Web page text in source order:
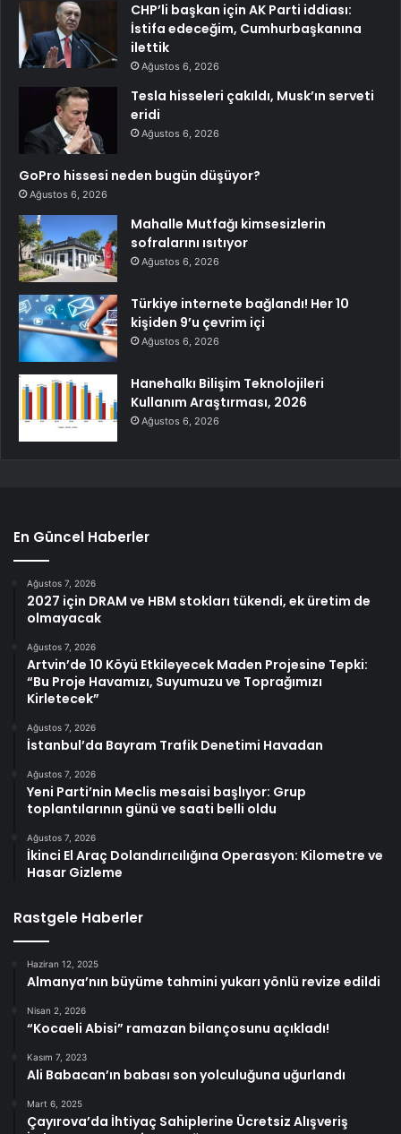
CHP’li başkan için AK Parti iddiası:
İstifa edeceğim, Cumhurbaşkanına
ilettik
Ağustos 6, 2026
Tesla hisseleri çakıldı, Musk’ın serveti
eridi
Ağustos 6, 2026
GoPro hissesi neden bugün düşüyor?
Ağustos 6, 2026
Mahalle Mutfağı kimsesizlerin
sofralarını ısıtıyor
Ağustos 6, 2026
Türkiye internete bağlandı! Her 10
kişiden 9’u çevrim içi
Ağustos 6, 2026
Hanehalkı Bilişim Teknolojileri
Kullanım Araştırması, 2026
Ağustos 6, 2026
En Güncel Haberler
Ağustos 7, 2026
2027 için DRAM ve HBM stokları tükendi, ek üretim de
olmayacak
Ağustos 7, 2026
Artvin’de 10 Köyü Etkileyecek Maden Projesine Tepki:
“Bu Proje Havamızı, Suyumuzu ve Toprağımızı
Kirletecek”
Ağustos 7, 2026
İstanbul’da Bayram Trafik Denetimi Havadan
Ağustos 7, 2026
Yeni Parti’nin Meclis mesaisi başlıyor: Grup
toplantılarının günü ve saati belli oldu
Ağustos 7, 2026
İkinci El Araç Dolandırıcılığına Operasyon: Kilometre ve
Hasar Gizleme
Rastgele Haberler
Haziran 12, 2025
Almanya’nın büyüme tahmini yukarı yönlü revize edildi
Nisan 2, 2026
“Kocaeli Abisi” ramazan bilançosunu açıkladı!
Kasım 7, 2023
Ali Babacan’ın babası son yolculuğuna uğurlandı
Mart 6, 2025
Çayırova’da İhtiyaç Sahiplerine Ücretsiz Alışveriş